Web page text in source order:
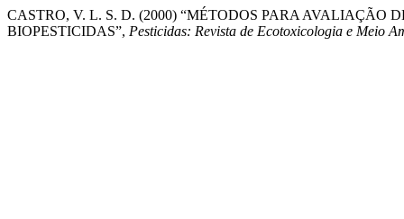
CASTRO, V. L. S. D. (2000) “MÉTODOS PARA AVALIAÇÃO
BIOPESTICIDAS”, Pesticidas: Revista de Ecotoxicologia e Meio